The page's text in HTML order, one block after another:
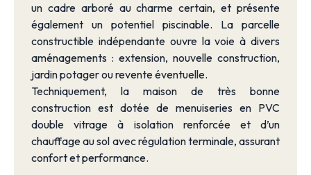
un cadre arboré au charme certain, et présente
également un potentiel piscinable. La parcelle
constructible indépendante ouvre la voie à divers
aménagements : extension, nouvelle construction,
jardin potager ou revente éventuelle.
Techniquement, la maison de très bonne
construction est dotée de menuiseries en PVC
double vitrage à isolation renforcée et d’un
chauffage au sol avec régulation terminale, assurant
confort et performance.